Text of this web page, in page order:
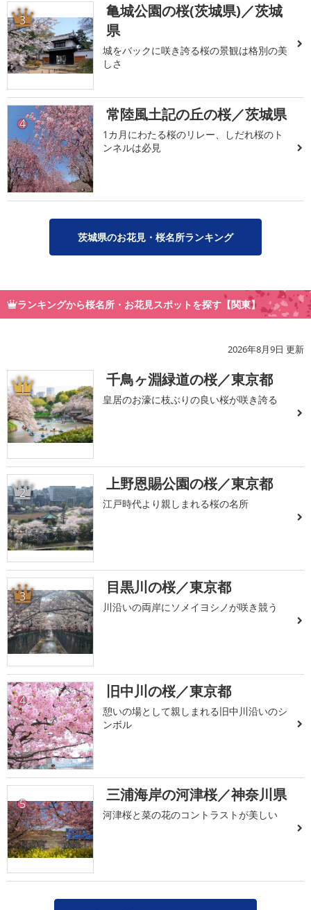
3
亀城公園の桜(茨城県)／茨城
県
城をバックに咲き誇る桜の景観は格別の美
しさ
4 常陸風土記の丘の桜／茨城県
1カ月にわたる桜のリレー、しだれ桜のト
ンネルは必見
茨城県のお花見・桜名所ランキング
ランキングから桜名所・お花見スポットを探す【関東】
2026年8月9日 更新
1 千鳥ヶ淵緑道の桜／東京都
皇居のお濠に枝ぶりの良い桜が咲き誇る
2 上野恩賜公園の桜／東京都
江戸時代より親しまれる桜の名所
3 目黒川の桜／東京都
川沿いの両岸にソメイヨシノが咲き競う
4 旧中川の桜／東京都
憩いの場として親しまれる旧中川沿いのシ
ンボル
5 三浦海岸の河津桜／神奈川県
河津桜と菜の花のコントラストが美しい